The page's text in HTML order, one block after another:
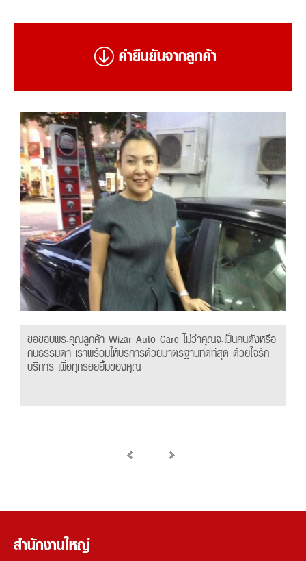
คำยืนยันจากลูกค้า
ขอขอบพระคุณลูกค้า Wizar Auto Care ไม่ว่าคุณจะเป็นคนดังหรือ
คนธรรมดา เราพร้อมให้บริการด้วยมาตรฐานที่ดีที่สุด ด้วยใจรัก
บริการ เพื่อทุกรอยยิ้มของคุณ
สำนักงานใหญ่